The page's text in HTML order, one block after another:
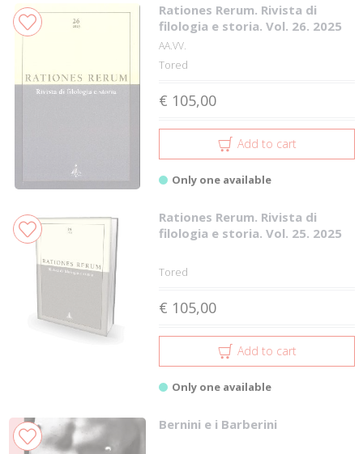
Rationes Rerum. Rivista di
filologia e storia. Vol. 26. 2025
AA.VV.
Tored
€ 105,00
Add to cart
Only one available
Rationes Rerum. Rivista di
filologia e storia. Vol. 25. 2025
Tored
€ 105,00
Add to cart
Only one available
Bernini e i Barberini